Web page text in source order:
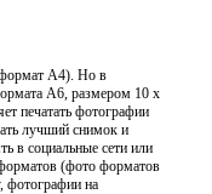
А4). Но в
А6, размером 10 х
печатать фотографии
лучший снимок и
в социальные сети или
(фото форматов
фотографии на